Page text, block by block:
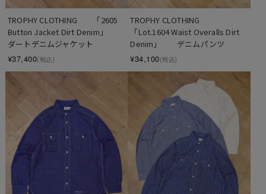
TROPHY CLOTHING　　「2605
Button Jacket Dirt Denim」
ダートデニムジャケット
¥37,400(税込)
TROPHY CLOTHING
「Lot.1604 Waist Overalls Dirt
Denim」　　デニムパンツ
¥34,100(税込)